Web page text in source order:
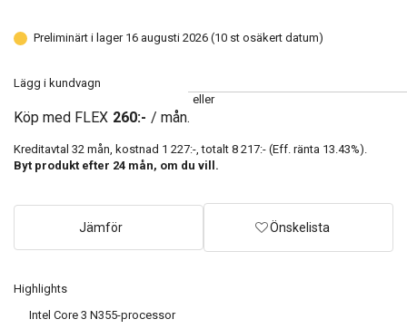
Highlights
Intel Core 3 N355-processor
Preliminärt i lager 16 augusti 2026 (10 st osäkert datum)
Lägg i kundvagn
eller
Köp med FLEX 260:- / mån.
Kreditavtal 32 mån, kostnad 1 227:-, totalt 8 217:- (Eff. ränta 13.43%).
Byt produkt efter 24 mån, om du vill.
Jämför Önskelista